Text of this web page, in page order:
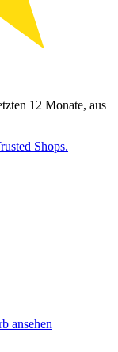
12 Monate, aus
Shops.
ansehen